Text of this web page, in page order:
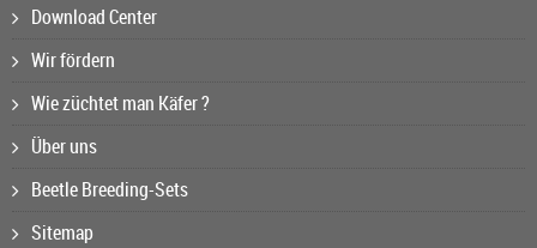
Download Center
Wir fördern
Wie züchtet man Käfer ?
Über uns
Beetle Breeding-Sets
Sitemap